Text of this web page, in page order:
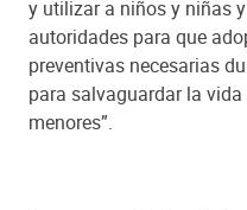
y utilizar a niños y niñas
autoridades para que
preventivas necesarias
para salvaguardar la
menores”.